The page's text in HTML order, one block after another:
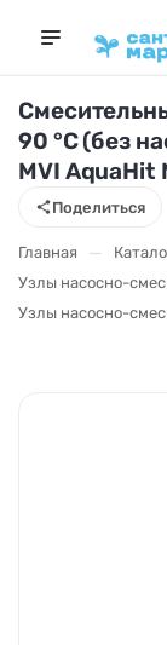
Поделиться
90 °C (без
MVI AquaHit
Главная —
Узлы насосно-
Узлы насосно-